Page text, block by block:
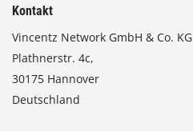
Kontakt
Vincentz Network GmbH & Co. KG
Plathnerstr. 4c,
30175 Hannover
Deutschland